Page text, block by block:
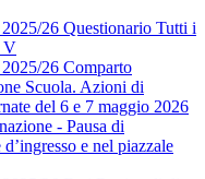
26 Questionario Tutti i
V
26 Comparto
Scuola. Azioni di
del 6 e 7 maggio 2026
- Pausa di
e nel piazzale